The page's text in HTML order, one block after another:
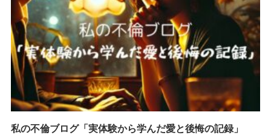
私の不倫ブログ「実体験から学んだ愛と後悔の記録」